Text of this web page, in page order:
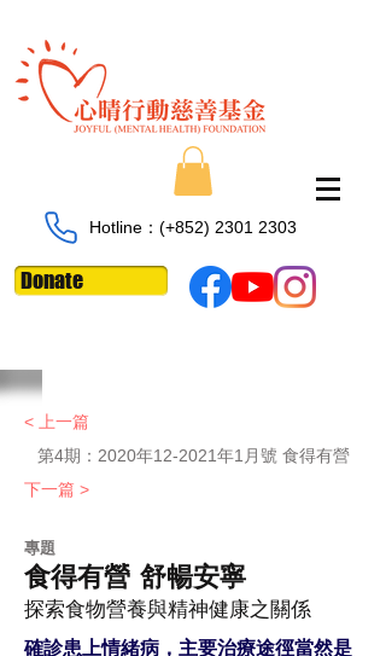
Hotline：​​(+852) 2301 2303
Donate
< 上一篇
第4期：2020年12-2021年1月號 食得有營
下一篇 >
​專題
食得有營 舒暢安寧
探索食物營養與精神健康之關係
確診患上情緒病，主要治療途徑當然是